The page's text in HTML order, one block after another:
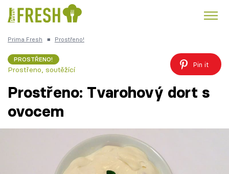
Česká kuchyně
Prima Fresh ■ Prostřeno!
PROSTŘENO!
Prostřeno, soutěžící
Pin it
Prostřeno: Tvarohový dort s
ovocem